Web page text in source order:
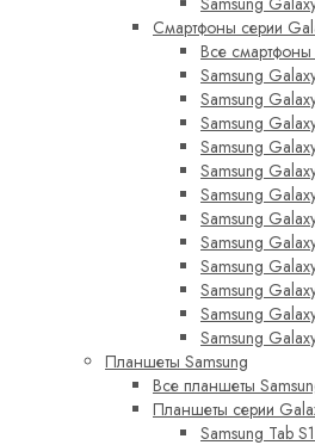
Смартфоны серии
Все
Samsung
Samsung
Samsung
Samsung
Samsung
Samsung
Samsung
Samsung
Samsung
Samsung
Samsung
Samsung
Планшеты Samsung
Все планшеты
Планшеты серии
Samsung Tab